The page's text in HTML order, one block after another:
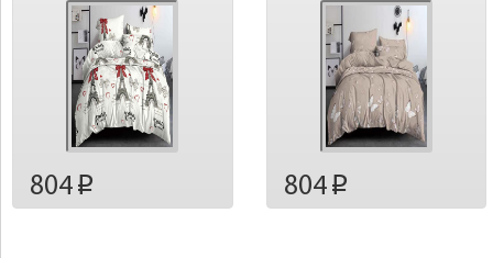
804 p 804p